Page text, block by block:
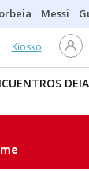
Messi
Kiosko
DEIA